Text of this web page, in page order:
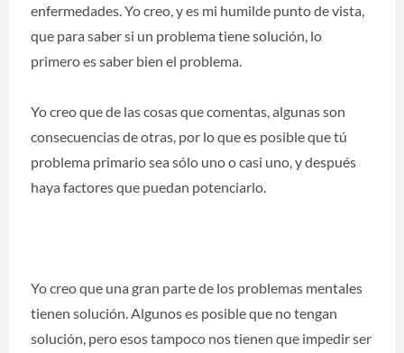
enfermedades. Yo creo, y es mi humilde punto de vista,
que para saber si un problema tiene solución, lo
primero es saber bien el problema.
Yo creo que de las cosas que comentas, algunas son
consecuencias de otras, por lo que es posible que tú
problema primario sea sólo uno o casi uno, y después
haya factores que puedan potenciarlo.
Yo creo que una gran parte de los problemas mentales
tienen solución. Algunos es posible que no tengan
solución, pero esos tampoco nos tienen que impedir ser